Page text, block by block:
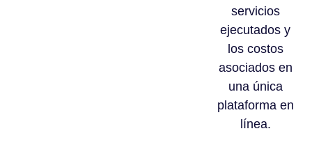
servicios
ejecutados y
los costos
asociados en
una única
plataforma en
línea.